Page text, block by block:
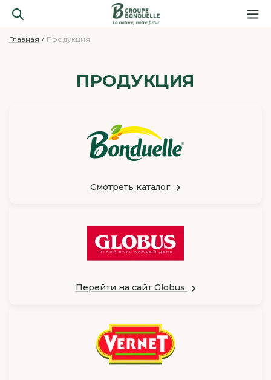
Главная Продукция
ПРОДУКЦИЯ
Смотреть каталог
Перейти на сайт Globus